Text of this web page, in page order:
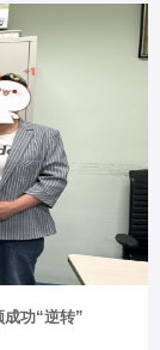
五五”的开局之
病救治的最后一
初心，像南丁格尔
是创新赋能，助
耕耘 见证荣
功“逆转”